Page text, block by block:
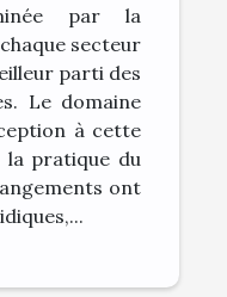
par la
secteur
parti des
Le domaine
à cette
la pratique du
ont